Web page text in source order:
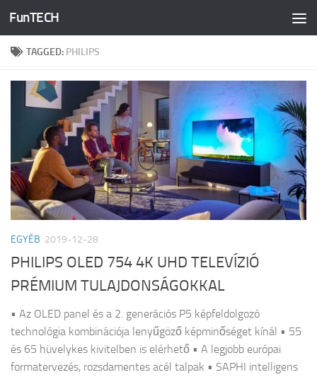
Skip to content
FunTECH
TAGGED: PHILIPS
EGYÉB 2019-12-28
PHILIPS OLED 754 4K UHD TELEVÍZIÓ
PRÉMIUM TULAJDONSÁGOKKAL
• Az OLED panel és a 2. generációs P5 képfeldolgozó
technológia kombinációja lenyűgöző képminőséget kínál • 55
és 65 hüvelykes kivitelben is elérhető • A legjobb európai
formatervezés, rozsdamentes acél talpak • SAPHI intelligens